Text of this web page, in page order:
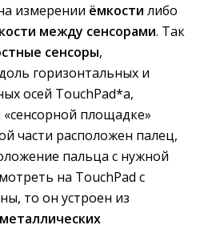
измерении ёмкости либо
между сенсорами. Так
сенсоры,
горизонтальных и
осей TouchPad*a,
площадке»
части расположен палец,
пальца с нужной
на TouchPad с
то он устроен из